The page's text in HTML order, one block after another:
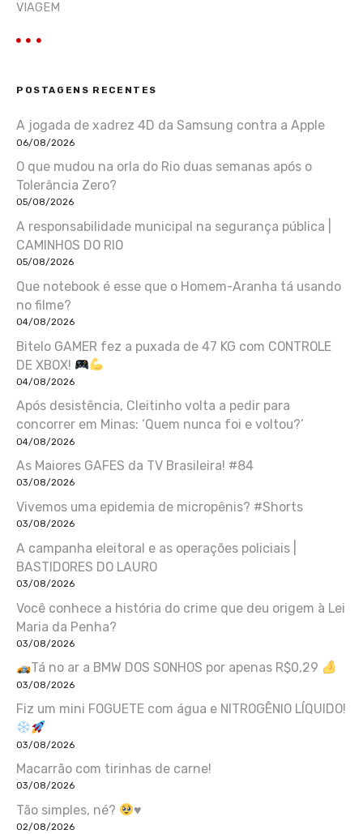
VIAGEM
POSTAGENS RECENTES
A jogada de xadrez 4D da Samsung contra a Apple
06/08/2026
O que mudou na orla do Rio duas semanas após o
Tolerância Zero?
05/08/2026
A responsabilidade municipal na segurança pública |
CAMINHOS DO RIO
05/08/2026
Que notebook é esse que o Homem-Aranha tá usando
no filme?
04/08/2026
Bitelo GAMER fez a puxada de 47 KG com CONTROLE
DE XBOX!
04/08/2026
Após desistência, Cleitinho volta a pedir para
concorrer em Minas: ‘Quem nunca foi e voltou?’
04/08/2026
As Maiores GAFES da TV Brasileira! #84
03/08/2026
Vivemos uma epidemia de micropênis? #Shorts
03/08/2026
A campanha eleitoral e as operações policiais |
BASTIDORES DO LAURO
03/08/2026
Você conhece a história do crime que deu origem à Lei
Maria da Penha?
03/08/2026
Tá no ar a BMW DOS SONHOS por apenas R$0,29
03/08/2026
Fiz um mini FOGUETE com água e NITROGÊNIO LÍQUIDO!
03/08/2026
Macarrão com tirinhas de carne!
03/08/2026
Tão simples, né? ♥️
02/08/2026